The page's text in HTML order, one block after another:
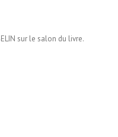
sur le salon du livre.